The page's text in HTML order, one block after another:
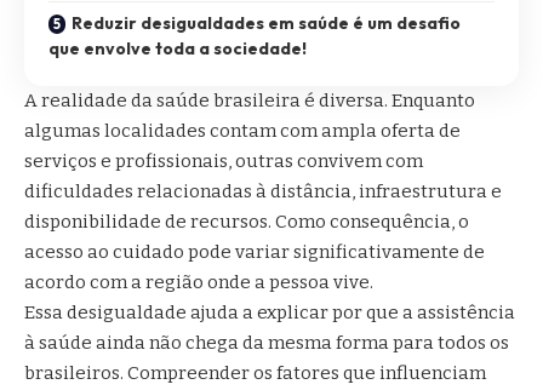
Reduzir desigualdades em saúde é um desafio
que envolve toda a sociedade!
A realidade da saúde brasileira é diversa. Enquanto
algumas localidades contam com ampla oferta de
serviços e profissionais, outras convivem com
dificuldades relacionadas à distância, infraestrutura e
disponibilidade de recursos. Como consequência, o
acesso ao cuidado pode variar significativamente de
acordo com a região onde a pessoa vive.
Essa desigualdade ajuda a explicar por que a assistência
à saúde ainda não chega da mesma forma para todos os
brasileiros. Compreender os fatores que influenciam